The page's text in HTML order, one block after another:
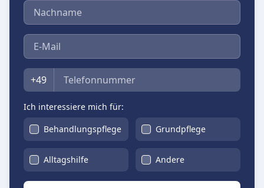
Nachname
E-Mail
Telefon
+49
Ich interessiere mich für:
Behandlungspflege
Grundpflege
Alltagshilfe Andere